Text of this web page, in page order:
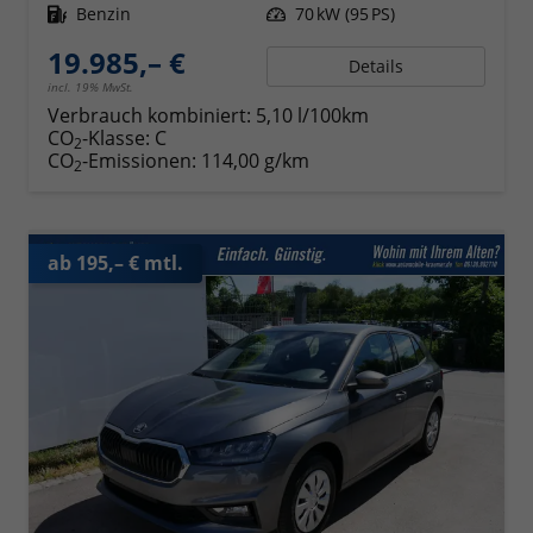
Kraftstoff Benzin Leistung 70 kW (95 PS)
19.985,– €
incl. 19% MwSt.
Details
Verbrauch kombiniert: 5,10 l/100km
CO2-Klasse: C
CO2-Emissionen: 114,00 g/km
ab 195,– € mtl.